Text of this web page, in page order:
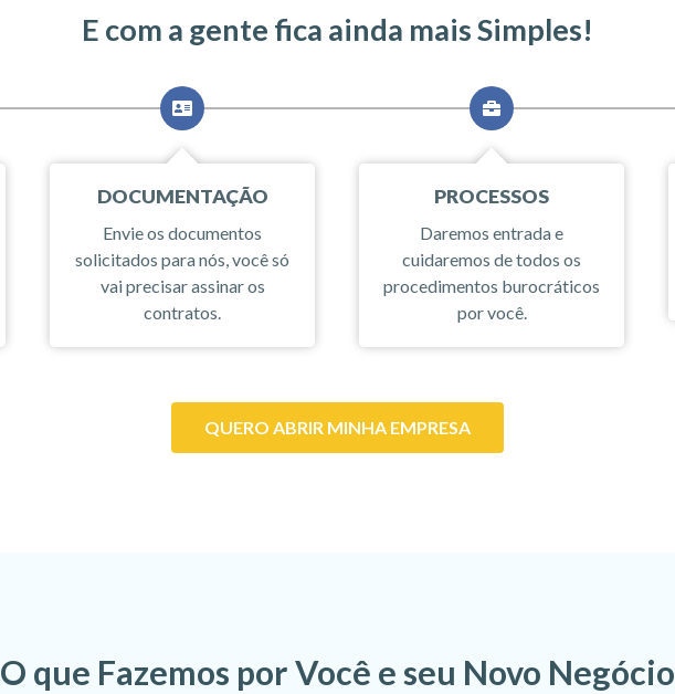
E com a gente fica ainda mais Simples!
DOCUMENTAÇÃO
Envie os documentos
solicitados para nós, você só
vai precisar assinar os
contratos.
PROCESSOS
Daremos entrada e
cuidaremos de todos os
procedimentos burocráticos
por você.
QUERO ABRIR MINHA EMPRESA
O que Fazemos por Você e seu Novo Negócio